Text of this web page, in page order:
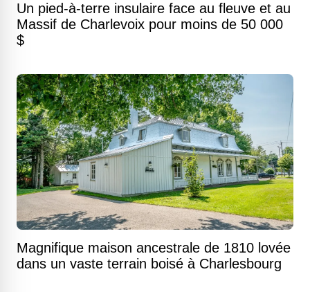
Un pied-à-terre insulaire face au fleuve et au
Massif de Charlevoix pour moins de 50 000
$
Magnifique maison ancestrale de 1810 lovée
dans un vaste terrain boisé à Charlesbourg